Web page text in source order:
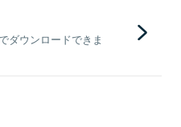
ダウンロードできま